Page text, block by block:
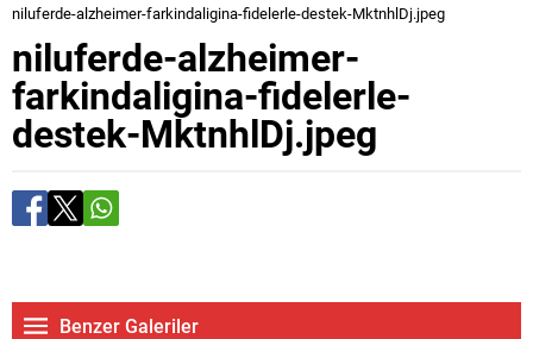
niluferde-alzheimer-farkindaligina-fidelerle-destek-MktnhlDj.jpeg
niluferde-alzheimer-
farkindaligina-fidelerle-
destek-MktnhlDj.jpeg
Benzer Galeriler